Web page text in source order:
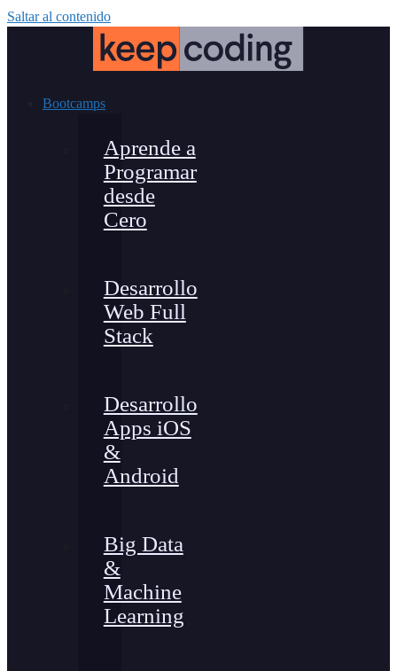
Saltar al contenido
Bootcamps
Aprende a
Programar
desde
Cero
Desarrollo
Web Full
Stack
Desarrollo
Apps iOS
&
Android
Big Data
&
Machine
Learning